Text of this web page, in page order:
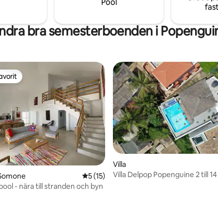
Pool
bra semesterboenden i
5 av 5 i genomsnittligt betyg, 15
5 (15)
- nära till stranden och byn
Villa
Villa Delpop